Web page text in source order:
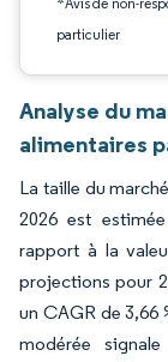
particulier
Analyse du
alimentaires
La taille du
2026 est
rapport à la
projections pour
un CAGR de 3,66
modérée